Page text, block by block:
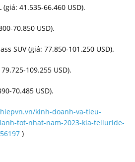
41.535-66.460 USD).
70.850 USD).
SUV (giá: 77.850-101.250 USD).
109.255 USD).
70.485 USD).
kinh-doanh-va-tieu-
tot-nhat-nam-2023-kia-telluride-
)